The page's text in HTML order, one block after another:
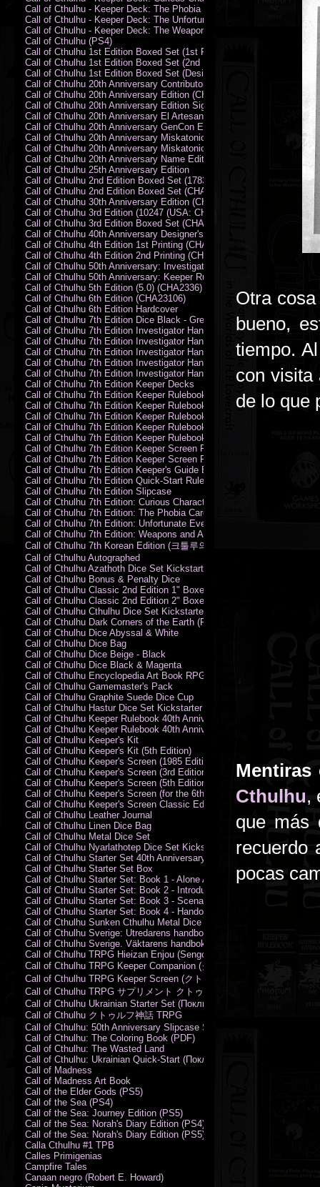
Otra
bueno,
tiempo.
con visita
de lo que
Mentiras
Cthulhu,
que más
recuerdo
pocas
Call of Cthulhu - Keeper Deck: The Phobia Deck
Call of Cthulhu - Keeper Deck: The Unfortunate Events Deck
Call of Cthulhu - Keeper Deck: The Weapons and Artifacts Deck
Call of Cthulhu (PS4)
Call of Cthulhu 1st Edition Boxed Set (1st Printing) (CHA2009-X)
Call of Cthulhu 1st Edition Boxed Set (2nd Printing) (CHA2009-X)
Call of Cthulhu 1st Edition Boxed Set (Designer's Edition)
Call of Cthulhu 20th Anniversary Contributor Edition
Call of Cthulhu 20th Anniversary Edition (CHA2399)
Call of Cthulhu 20th Anniversary Edition Signed by Sandy Petersen
Call of Cthulhu 20th Anniversary El Artesano del Rey Edition
Call of Cthulhu 20th Anniversary GenCon Edition
Call of Cthulhu 20th Anniversary Miskatonic University Library Edition
Call of Cthulhu 20th Anniversary Miskatonic University Library Edition
Call of Cthulhu 20th Anniversary Name Edition
Call of Cthulhu 25th Anniversary Edition
Call of Cthulhu 2nd Edition Boxed Set (178301)
Call of Cthulhu 2nd Edition Boxed Set (CHA2301-X)
Call of Cthulhu 30th Anniversary Edition (CHA23126)
Call of Cthulhu 3rd Edition (10247 (USA: CHA2317-H))
Call of Cthulhu 3rd Edition Boxed Set (CHA2301-X)
Call of Cthulhu 40th Anniversary Designer's Edition 2009-DX
Call of Cthulhu 4th Edition 1st Printing (CHA2324)
Call of Cthulhu 4th Edition 2nd Printing (CHA2324)
Call of Cthulhu 50th Anniversary: Investigator Handbook (PDF)
Call of Cthulhu 50th Anniversary: Keeper Rulebook (PDF)
Call of Cthulhu 5th Edition (5.0) (CHA2336)
Call of Cthulhu 6th Edition (CHA23106)
Call of Cthulhu 6th Edition Hardcover
Call of Cthulhu 7th Edition Dice Black - Green
Call of Cthulhu 7th Edition Investigator Handbook (PDF)
Call of Cthulhu 7th Edition Investigator Handbook Backer Proof (PDF)
Call of Cthulhu 7th Edition Investigator Handbook Hardcover
Call of Cthulhu 7th Edition Investigator Handbook Leatherette
Call of Cthulhu 7th Edition Investigator Handbook Softcover
Call of Cthulhu 7th Edition Keeper Decks
Call of Cthulhu 7th Edition Keeper Rulebook (PDF)
Call of Cthulhu 7th Edition Keeper Rulebook Backer Proof (PDF)
Call of Cthulhu 7th Edition Keeper Rulebook Hardcover
Call of Cthulhu 7th Edition Keeper Rulebook Leatherette
Call of Cthulhu 7th Edition Keeper Rulebook Softcover
Call of Cthulhu 7th Edition Keeper Screen Pack
Call of Cthulhu 7th Edition Keeper Screen Pack (PDF)
Call of Cthulhu 7th Edition Keeper's Guide El Artesano del Rey Edition
Call of Cthulhu 7th Edition Quick-Start Rules (PDF)
Call of Cthulhu 7th Edition Slipcase
Call of Cthulhu 7th Edition: Curious Characters Card Deck
Call of Cthulhu 7th Edition: The Phobia Card Deck
Call of Cthulhu 7th Edition: Unfortunate Events Card Deck
Call of Cthulhu 7th Edition: Weapons and Artifacts Card Deck
Call of Cthulhu 7th Korean Edition (크툴루의 부름: 수호자 룰북)
Call of Cthulhu Autographed
Call of Cthulhu Azathoth Dice Set Kickstarter Edition
Call of Cthulhu Bonus & Penalty Dice
Call of Cthulhu Classic 2nd Edition 1" Boxed Rules Set
Call of Cthulhu Classic 2nd Edition 2" Boxed Rules Set
Call of Cthulhu Cthulhu Dice Set Kickstarter Edition
Call of Cthulhu Dark Corners of the Earth (PC)
Call of Cthulhu Dice Abyssal & White
Call of Cthulhu Dice Bag
Call of Cthulhu Dice Beige - Black
Call of Cthulhu Dice Black & Magenta
Call of Cthulhu Encyclopedia Art Book RPG KA
Call of Cthulhu Gamemaster's Pack
Call of Cthulhu Graphite Suede Dice Cup
Call of Cthulhu Hastur Dice Set Kickstarter Edition
Call of Cthulhu Keeper Rulebook 40th Anniversary Edition
Call of Cthulhu Keeper Rulebook 40th Anniversary Edition (PDF)
Call of Cthulhu Keeper's Kit
Call of Cthulhu Keeper's Kit (5th Edition)
Call of Cthulhu Keeper's Screen (1985 Edition)
Call of Cthulhu Keeper's Screen (3rd Edition)
Call of Cthulhu Keeper's Screen (5th Edition)
Call of Cthulhu Keeper's Screen (for the 6th Edition Rules)
Call of Cthulhu Keeper's Screen Classic Edition
Call of Cthulhu Leather Journal
Call of Cthulhu Linen Dice Bag
Call of Cthulhu Metal Dice Set
Call of Cthulhu Nyarlathotep Dice Set Kickstarter Edition
Call of Cthulhu Starter Set 40th Anniversary Edition
Call of Cthulhu Starter Set Box
Call of Cthulhu Starter Set: Book 1 - Alone Against the Flames
Call of Cthulhu Starter Set: Book 2 - Introductory Rules
Call of Cthulhu Starter Set: Book 3 - Scenarios
Call of Cthulhu Starter Set: Book 4 - Handouts
Call of Cthulhu Sunken Cthulhu Metal Dice Set
Call of Cthulhu Sverige: Utredarens handbok (PDF)
Call of Cthulhu Sverige. Väktarens handbok
Call of Cthulhu TRPG Hieizan Enjou (Sengoku Period)
Call of Cthulhu TRPG Keeper Companion (クトゥルフ神話TRPG キー
Call of Cthulhu TRPG Keeper Screen (クトゥルフ神話TRPG キーパー
Call of Cthulhu TRPG サプリメント クトゥルフ2015
Call of Cthulhu Ukrainian Starter Set (Поклик Ктулху. Базовий набір)
Call of Cthulhu クトゥルフ神話 TRPG
Call of Cthulhu: 50th Anniversary Slipcase Set
Call of Cthulhu: The Coloring Book (PDF)
Call of Cthulhu: The Wasted Land
Call of Cthulhu: Ukrainian Quick-Start (Поклик Ктулху. Швидкий
Call of Madness
Call of Madness Art Book
Call of the Elder Gods (PS5)
Call of the Sea (PS4)
Call of the Sea: Journey Edition (PS5)
Call of the Sea: Norah's Diary Edition (PS4)
Call of the Sea: Norah's Diary Edition (PS5)
Calla Cthulhu #1 TPB
Calles Primigenias
Campfire Tales
Canaan negro (Robert E. Howard)